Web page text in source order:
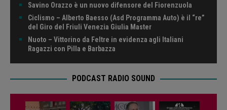
Savino Orazzo è un nuovo difensore del Fiorenzuola
Ciclismo – Alberto Baesso (Asd Programma Auto) è il “re”
del Giro del Friuli Venezia Giulia Master
Nuoto – Vittorino da Feltre in evidenza agli Italiani
Ragazzi con Pilla e Barbazza
PODCAST RADIO SOUND